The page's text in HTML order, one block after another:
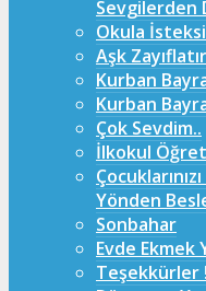
Sevgilerden
Okula
Aşk
Kurban
Kurban
Çok Sevdim..
İlkokul
Yönden
Sonbahar
Evde Ekmek
Teşekkürler !